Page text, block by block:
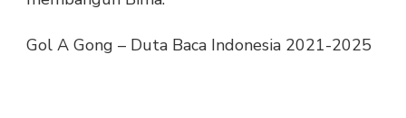
Gol A Gong – Duta Baca Indonesia 2021-2025